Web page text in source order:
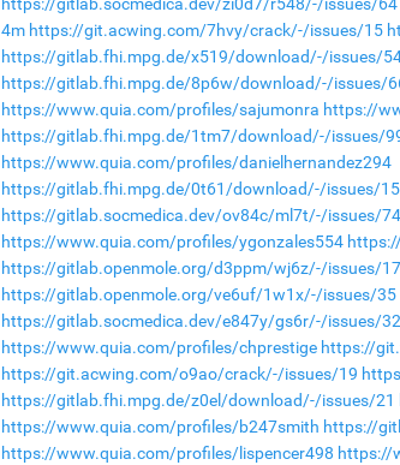
4m https://git.acwing.com/7hvy/crack/-/issues/15
https://gitlab.fhi.mpg.de/x519/download/-/issues/
https://gitlab.fhi.mpg.de/8p6w/download/-/issues/
https://www.quia.com/profiles/sajumonra https://
https://gitlab.fhi.mpg.de/1tm7/download/-/issues/
https://www.quia.com/profiles/danielhernandez294
https://gitlab.fhi.mpg.de/0t61/download/-/issues/
https://gitlab.socmedica.dev/ov84c/ml7t/-/issues/74
https://www.quia.com/profiles/ygonzales554
https://gitlab.openmole.org/d3ppm/wj6z/-/issues/17
https://gitlab.openmole.org/ve6uf/1w1x/-/issues/35
https://gitlab.socmedica.dev/e847y/gs6r/-/issues/32
https://www.quia.com/profiles/chprestige https://
https://git.acwing.com/o9ao/crack/-/issues/19
https://gitlab.fhi.mpg.de/z0el/download/-/issues/21
https://www.quia.com/profiles/b247smith https://
https://www.quia.com/profiles/lispencer498 https://